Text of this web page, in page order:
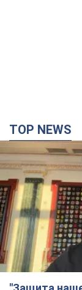
"Защита
санкциях
Видео
Европейские
проекту
6.08.2026 20:20
С 1 сентября